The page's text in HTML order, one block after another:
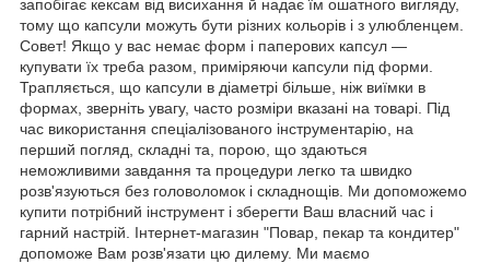
запобігає кексам від висихання й надає їм ошатного вигляду,
тому що капсули можуть бути різних кольорів і з улюбленцем.
Совет! Якщо у вас немає форм і паперових капсул —
купувати їх треба разом, приміряючи капсули під форми.
Трапляється, що капсули в діаметрі більше, ніж виїмки в
формах, зверніть увагу, часто розміри вказані на товарі. Під
час використання спеціалізованого інструментарію, на
перший погляд, складні та, порою, що здаються
неможливими завдання та процедури легко та швидко
розв'язуються без головоломок і складнощів. Ми допоможемо
купити потрібний інструмент і зберегти Ваш власний час і
гарний настрій. Інтернет-магазин "Повар, пекар та кондитер"
допоможе Вам розв'язати цю дилему. Ми маємо